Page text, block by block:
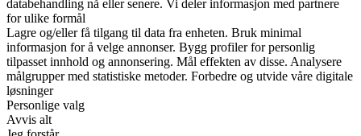
databehandling nå eller senere. Vi deler informasjon med partnere
for ulike formål
Lagre og/eller få tilgang til data fra enheten. Bruk minimal
informasjon for å velge annonser. Bygg profiler for personlig
tilpasset innhold og annonsering. Mål effekten av disse. Analysere
målgrupper med statistiske metoder. Forbedre og utvide våre digitale
løsninger
Personlige valg
Avvis alt